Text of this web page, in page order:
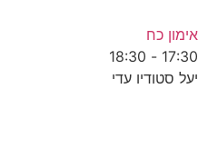
אימון כח
17:30
-
18:30
יעל סטודיו עדי